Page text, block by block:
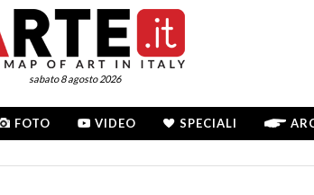
sabato 8 agosto 2026
FOTO VIDEO SPECIALI